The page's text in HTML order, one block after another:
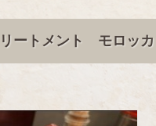
トメント モロッカ